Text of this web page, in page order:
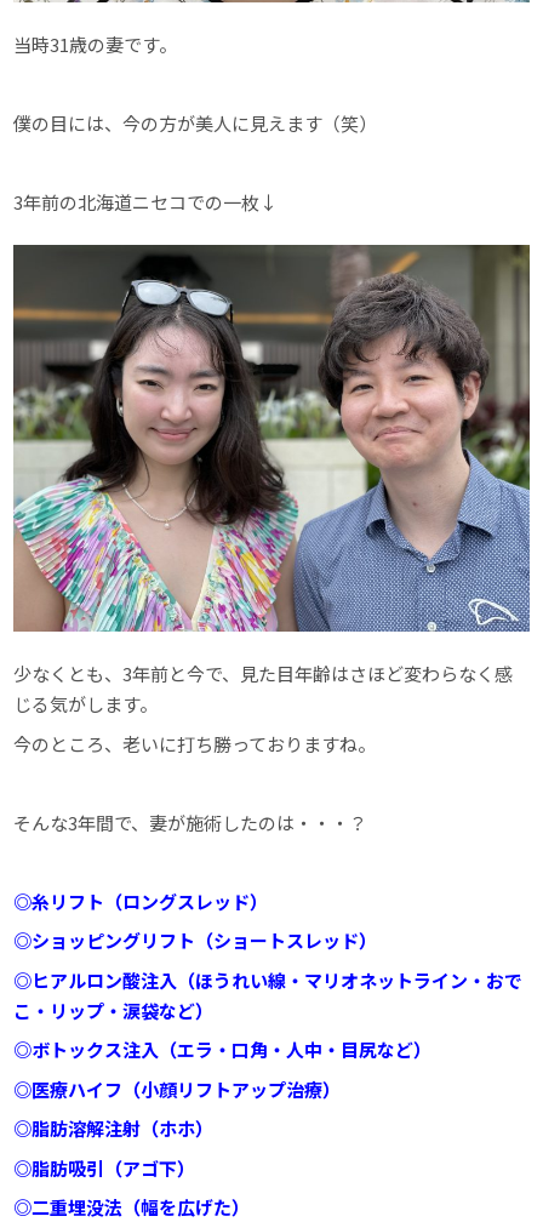
当時31歳の妻です。
僕の目には、今の方が美人に見えます（笑）
3年前の北海道ニセコでの一枚↓
少なくとも、3年前と今で、見た目年齢はさほど変わらなく感
じる気がします。
今のところ、老いに打ち勝っておりますね。
そんな3年間で、妻が施術したのは・・・？
◎糸リフト（ロングスレッド）
◎ショッピングリフト（ショートスレッド）
◎ヒアルロン酸注入（ほうれい線・マリオネットライン・おで
こ・リップ・涙袋など）
◎ボトックス注入（エラ・口角・人中・目尻など）
◎医療ハイフ（小顔リフトアップ治療）
◎脂肪溶解注射（ホホ）
◎脂肪吸引（アゴ下）
◎二重埋没法（幅を広げた）